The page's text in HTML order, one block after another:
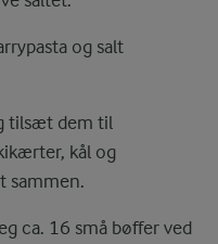
og salt
tilsæt dem til
kål og
sammen.
ca. 16 små bøffer ved